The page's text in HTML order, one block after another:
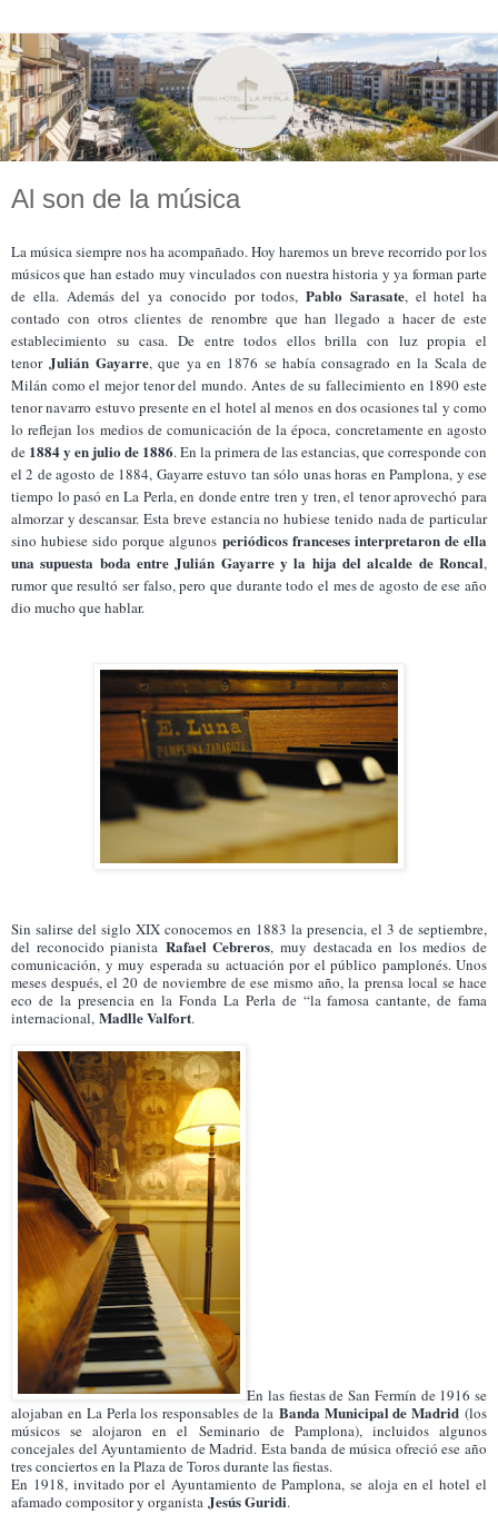
Al son de la música
La música siempre nos ha acompañado. Hoy haremos un breve recorrido por los
músicos que han estado muy vinculados con nuestra historia y ya forman parte
de ella. Además del ya conocido por todos, Pablo Sarasate, el hotel ha
contado con otros clientes de renombre que han llegado a hacer de este
establecimiento su casa. De entre todos ellos brilla con luz propia el
tenorJulián Gayarre, que ya en 1876 se había consagrado en la Scala de
Milán como el mejor tenor del mundo. Antes de su fallecimiento en 1890 este
tenor navarro estuvo presente en el hotel al menos en dos ocasiones tal y como
lo reflejan los medios de comunicación de la época, concretamente en agosto
de 1884 y en julio de 1886. En la primera de las estancias, que corresponde con
el 2 de agosto de 1884, Gayarre estuvo tan sólo unas horas en Pamplona, y ese
tiempo lo pasó en La Perla, en donde entre tren y tren, el tenor aprovechó para
almorzar y descansar. Esta breve estancia no hubiese tenido nada de particular
sino hubiese sido porque algunos periódicos franceses interpretaron de ella
una supuesta boda entre Julián Gayarre y la hija del alcalde de Roncal,
rumor que resultó ser falso, pero que durante todo el mes de agosto de ese año
dio mucho que hablar.
Sin salirse del siglo XIX conocemos en 1883 la presencia, el 3 de septiembre,
del reconocido pianista Rafael Cebreros, muy destacada en los medios de
comunicación, y muy esperada su actuación por el público pamplonés. Unos
meses después, el 20 de noviembre de ese mismo año, la prensa local se hace
eco de la presencia en la Fonda La Perla de “la famosa cantante, de fama
internacional, Madlle Valfort.
En las fiestas de San Fermín de 1916 se
alojaban en La Perla los responsables de la Banda Municipal de Madrid (los
músicos se alojaron en el Seminario de Pamplona), incluidos algunos
concejales del Ayuntamiento de Madrid. Esta banda de música ofreció ese año
tres conciertos en la Plaza de Toros durante las fiestas.
En 1918, invitado por el Ayuntamiento de Pamplona, se aloja en el hotel el
afamado compositor y organista Jesús Guridi.